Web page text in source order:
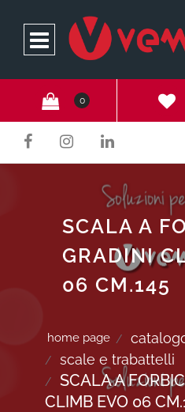
Open
0
SCALA A
GRADINI
06 CM.145
home page
scale e trabattelli
SCALA A
CLIMB EVO 06